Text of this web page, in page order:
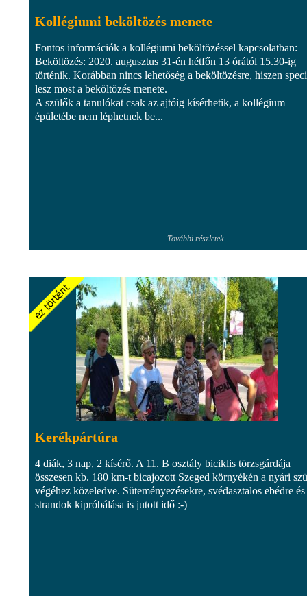
Kollégiumi beköltözés menete
Fontos információk a kollégiumi beköltözéssel kapcsolatban:
Beköltözés: 2020. augusztus 31-én hétfőn 13 órától 15.30-ig
történik. Korábban nincs lehetőség a beköltözésre, hiszen
lesz most a beköltözés menete.
A szülők a tanulókat csak az ajtóig kísérhetik, a kollégium
épületébe nem léphetnek be...
További részletek
Kerékpártúra
4 diák, 3 nap, 2 kísérő. A 11. B osztály biciklis törzsgárdája
összesen kb. 180 km-t bicajozott Szeged környékén a nyári
végéhez közeledve. Süteményezésekre, svédasztalos ebédre és
strandok kipróbálása is jutott idő :-)